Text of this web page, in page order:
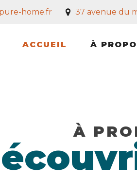
home.fr 37 avenue du
ACCUEIL À
À